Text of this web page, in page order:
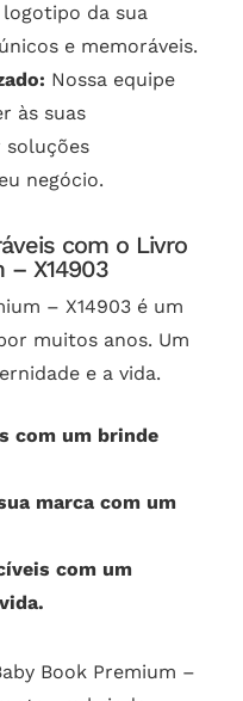
da sua
e memoráveis.
Nossa equipe
às suas
soluções
negócio.
com o Livro
– X14903
– X14903 é um
muitos anos. Um
e a vida.
com um brinde
marca com um
com um
Book Premium –